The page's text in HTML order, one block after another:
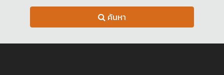
ค้นหา